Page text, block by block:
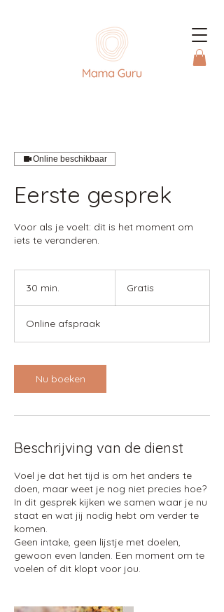
Online beschikbaar
Eerste gesprek
Voor als je voelt: dit is het moment om
iets te veranderen.
30 min.
i
n
Gratis
Online afspraak
Nu boeken
Beschrijving van de dienst
Voel je dat het tijd is om het anders te
doen, maar weet je nog niet precies hoe?
In dit gesprek kijken we samen waar je nu
staat en wat jij nodig hebt om verder te
komen.
Geen intake, geen lijstje met doelen,
gewoon even landen. Een moment om te
voelen of dit klopt voor jou.